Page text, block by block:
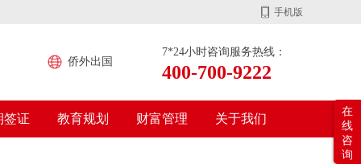
手机版
侨外出国
7*24小时咨询服务热线：
400-700-9222
签证 教育规划 财富管理 关于我们
在
线
咨
询